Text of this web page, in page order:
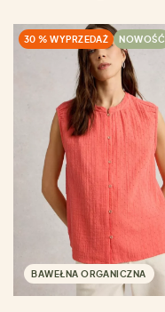
30 % WYPRZEDAŻ NOWOŚĆ
BAWEŁNA ORGANICZNA